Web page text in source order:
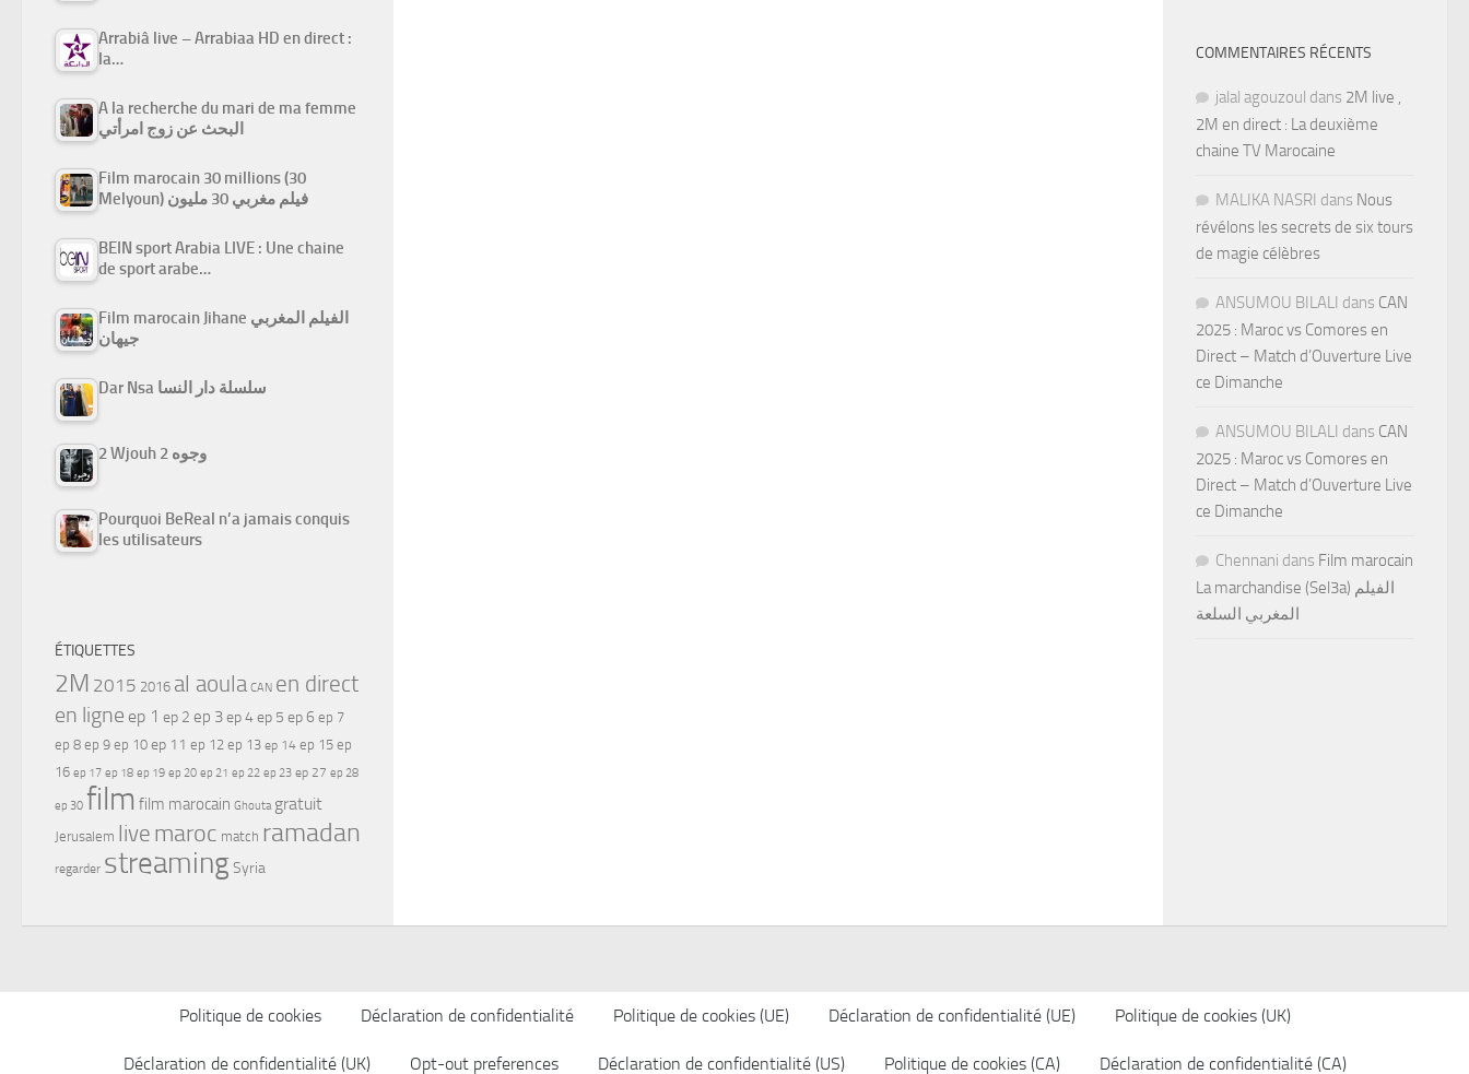
Arrabiâ live – Arrabiaa HD en direct :
la…
A la recherche du mari de ma femme
البحث عن زوج امرأتي
Film marocain 30 millions (30
Melyoun) فيلم مغربي 30 مليون
BEIN sport Arabia LIVE : Une chaine
de sport arabe…
Film marocain Jihane الفيلم المغربي
جيهان
Dar Nsa سلسلة دار النسا
2 Wjouh 2 وجوه
Pourquoi BeReal n’a jamais conquis
les utilisateurs
ÉTIQUETTES
2M 2015 2016 al aoula CAN en direct
en ligne ep 1 ep 2 ep 3ep 4ep 5 ep 6 ep 7
ep 8 ep 9 ep 10 ep 11 ep 12 ep 13 ep 14 ep 15 ep
16 ep 17 ep 18 ep 19 ep 20 ep 21 ep 22 ep 23 ep 27 ep 28
ep 30 film film marocain Ghouta gratuit
Jerusalem live maroc match ramadan
regarder streamingSyria
COMMENTAIRES RÉCENTS
jalal agouzoul dans 2M live ,
2M en direct : La deuxième
chaine TV Marocaine
MALIKA NASRI dans Nous
révélons les secrets de six tours
de magie célèbres
ANSUMOU BILALI dans CAN
2025 : Maroc vs Comores en
Direct – Match d’Ouverture Live
ce Dimanche
ANSUMOU BILALI dans CAN
2025 : Maroc vs Comores en
Direct – Match d’Ouverture Live
ce Dimanche
Chennani dans Film marocain
La marchandise (Sel3a) الفيلم
المغربي السلعة
Politique de cookies Déclaration de confidentialité Politique de cookies (UE) Déclaration de confidentialité (UE) Politique de cookies (UK)
Déclaration de confidentialité (UK) Opt-out preferences Déclaration de confidentialité (US) Politique de cookies (CA) Déclaration de confidentialité (CA)